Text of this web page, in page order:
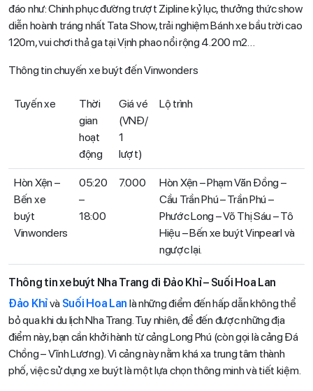
đáo như: Chinh phục đường trượt Zipline kỷ lục, thưởng thức show
diễn hoành tráng nhất Tata Show, trải nghiệm Bánh xe bầu trời cao
120m, vui chơi thả ga tại Vịnh phao nổi rộng 4.200 m2…
Thông tin chuyến xe buýt đến Vinwonders
Tuyến xe
Thời
gian
hoạt
động
Giá vé
(VNĐ/
1
lượt)
Lộ trình
Hòn Xện –
Bến xe
buýt
Vinwonders
05:20
–
18:00
7.000
Hòn Xện – Phạm Văn Đồng –
Cầu Trần Phú – Trần Phú –
Phước Long – Võ Thị Sáu – Tô
Hiệu – Bến xe buýt Vinpearl và
ngược lại.
Thông tin xe buýt Nha Trang đi Đảo Khỉ – Suối Hoa Lan
Đảo Khỉvà Suối Hoa Lan là những điểm đến hấp dẫn không thể
bỏ qua khi du lịch Nha Trang. Tuy nhiên, để đến được những địa
điểm này, bạn cần khởi hành từ cảng Long Phú (còn gọi là cảng Đá
Chồng – Vĩnh Lương). Vì cảng này nằm khá xa trung tâm thành
phố, việc sử dụng xe buýt là một lựa chọn thông minh và tiết kiệm.